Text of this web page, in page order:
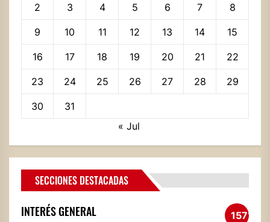
2 3 4 5 6 7 8
9 10 11 12 13 14 15
16 17 18 19 20 21 22
23 24 25 26 27 28 29
30
31
« Jul
SECCIONES DESTACADAS
INTERÉS GENERAL 1571